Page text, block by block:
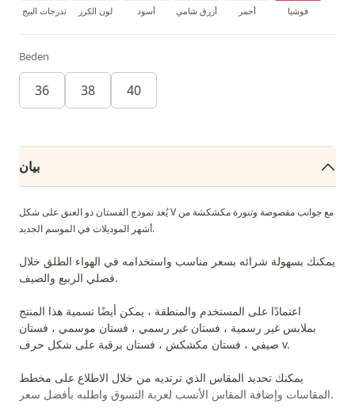
تدرجات البيج لون الكرز أسود أزرق شامي أحمر فوشيا
Beden
36 38 40
بيان
يُعد نموذج الفستان ذو العنق على شكل V مع جوانب مقصوصة وتنورة مكشكشة من
أشهر الموديلات في الموسم الجديد.
يمكنك بسهولة شرائه بسعر مناسب واستخدامه في الهواء الطلق خلال
فصلي الربيع والصيف.
اعتمادًا على المستخدم والمنطقة ، يمكن أيضًا تسمية هذا المنتج
بملابس غير رسمية ، فستان غير رسمي ، فستان موسمي ، فستان
صيفي ، فستان مكشكش ، فستان برقبة على شكل حرف v.
يمكنك تحديد المقاس الذي ترتديه من خلال الاطلاع على مخطط
المقاسات وإضافة المقاس الأنسب لعربة التسوق واطلبه بأفضل سعر.